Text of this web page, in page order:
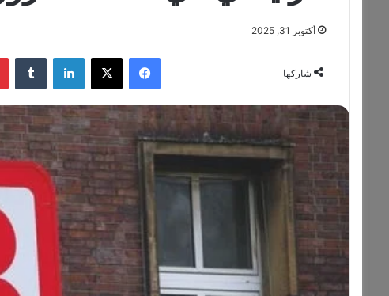
أكتوبر 31, 2025
شاركها
فيسبوك ‫X لينكدإن ‏Tumblr